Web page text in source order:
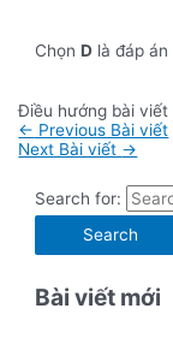
ChọnD là đáp án
Điều hướng bài viết
← Previous Bài viết
Next Bài viết →
Search for:
Bài viết mới